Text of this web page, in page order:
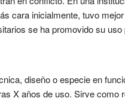
cara inicialmente, tuvo
se ha promovido su
diseño o especie en
X años de uso. Sirve como